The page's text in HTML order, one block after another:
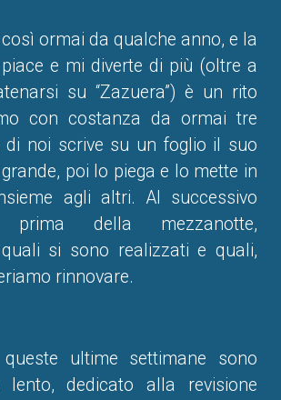
ormai da qualche anno, e la
e mi diverte di più (oltre a
su “Zazuera”) è un rito
con costanza da ormai tre
di noi scrive su un foglio il suo
poi lo piega e lo mette in
agli altri. Al successivo
prima della mezzanotte,
si sono realizzati e quali,
rinnovare.
queste ultime settimane sono
lento, dedicato alla revisione